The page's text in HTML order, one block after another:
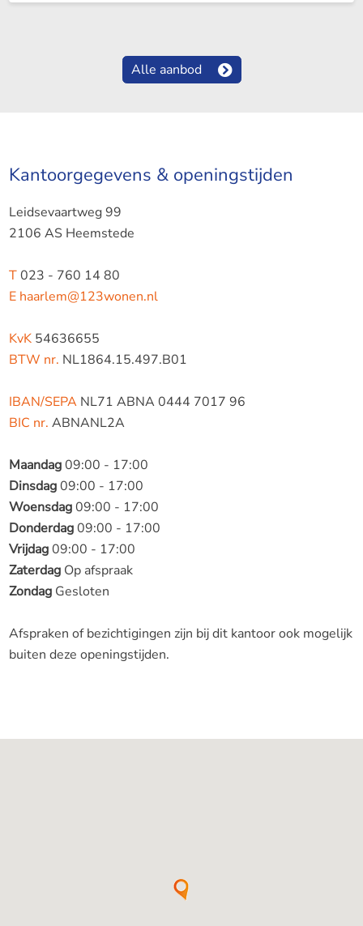
Alle aanbod
Kantoorgegevens & openingstijden
Leidsevaartweg 99
2106 AS Heemstede
T023 - 760 14 80
E haarlem@123wonen.nl
KvK54636655
BTW nr. NL1864.15.497.B01
IBAN/SEPANL71 ABNA 0444 7017 96
BIC nr. ABNANL2A
Maandag09:00 - 17:00
Dinsdag09:00 - 17:00
Woensdag09:00 - 17:00
Donderdag09:00 - 17:00
Vrijdag09:00 - 17:00
ZaterdagOp afspraak
ZondagGesloten
Afspraken of bezichtigingen zijn bij dit kantoor ook mogelijk
buiten deze openingstijden.